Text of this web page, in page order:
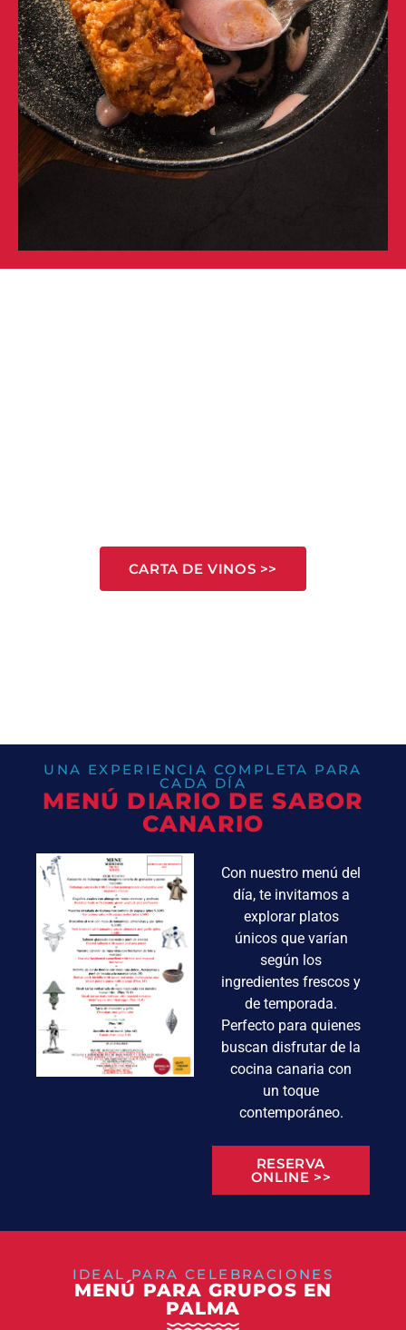
CARTA DE VINOS >>
UNA EXPERIENCIA COMPLETA PARA
CADA DÍA
MENÚ DIARIO DE SABOR
CANARIO
Con nuestro menú del
día, te invitamos a
explorar platos
únicos que varían
según los
ingredientes frescos y
de temporada.
Perfecto para quienes
buscan disfrutar de la
cocina canaria con
un toque
contemporáneo.
RESERVA
ONLINE >>
IDEAL PARA CELEBRACIONES
MENÚ PARA GRUPOS EN
PALMA